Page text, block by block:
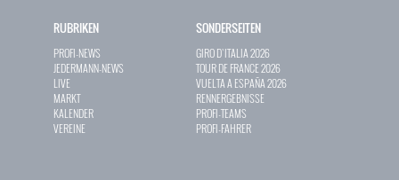
RUBRIKEN
PROFI-NEWS
JEDERMANN-NEWS
LIVE
MARKT
KALENDER
VEREINE
SONDERSEITEN
GIRO D`ITALIA 2026
TOUR DE FRANCE 2026
VUELTA A ESPAÑA 2026
RENNERGEBNISSE
PROFI-TEAMS
PROFI-FAHRER